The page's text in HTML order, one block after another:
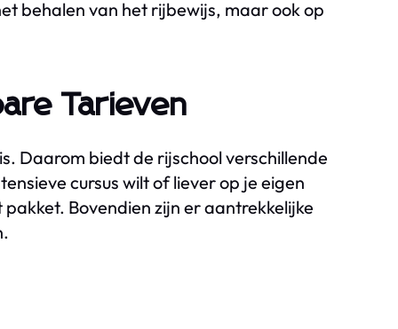
behalen van het rijbewijs, maar ook op
Tarieven
Daarom biedt de rijschool verschillende
cursus wilt of liever op je eigen
Bovendien zijn er aantrekkelijke